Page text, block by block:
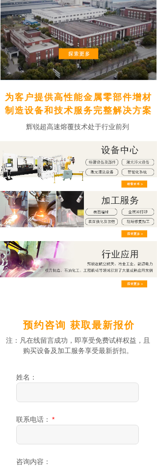
为客户提供高性能金属零部件增材
制造设备和技术服务完整解决方案
辉锐超高速熔覆技术处于行业前列
预约咨询 获取最新报价
注：凡在线留言成功，即享受免费试样权益，且
购买设备及加工服务享受最新折扣。
姓名：
联系电话： *
咨询内容：